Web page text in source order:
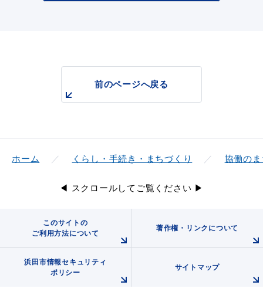
前のページへ戻る
ホーム くらし・手続き・まちづくり 協働の
◀ スクロールしてご覧ください ▶
このサイトの
ご利用方法について
著作権・リンクについて
浜田市情報セキュリティ
ポリシー
サイトマップ